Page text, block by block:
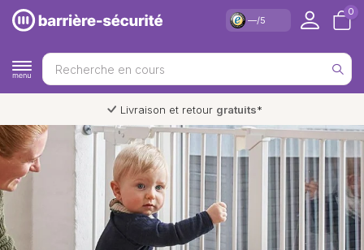
—/5
0
Livraison et retour gratuits*